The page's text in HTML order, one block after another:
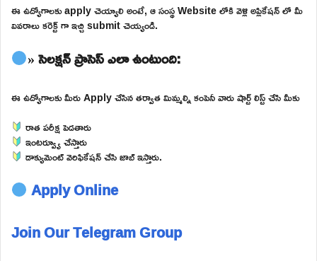
ఈ ఉద్యోగాలకు apply చెయ్యాలి అంటే, ఆ సంస్థ Website లోకి వెళ్లి అప్లికేషన్ లో మీ
వివరాలు కరెక్ట్ గా ఇచ్చి submit చెయ్యండి.
» సెలక్షన్ ప్రాసెస్ ఎలా ఉంటుంది:
ఈ ఉద్యోగాలకు మీరు Apply చేసిన తర్వాత మిమ్మల్ని కంపెనీ వారు షార్ట్ లిస్ట్ చేసి మీకు
రాత పరీక్ష పెడతారు
ఇంటర్వ్యూ చేస్తారు
డాక్యుమెంట్ వెరిఫికేషన్ చేసి జాబ్ ఇస్తారు.
Apply Online
Join Our Telegram Group